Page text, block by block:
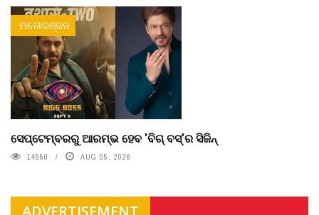
ମନୋରଞ୍ଜନ
ସେପ୍ଟେମ୍ବରରୁ ଆରମ୍ଭ ହେବ 'ବିଗ୍ ବସ୍'ର ସିଜିନ୍
14550 AUG 05, 2026
ADVERTISEMENT